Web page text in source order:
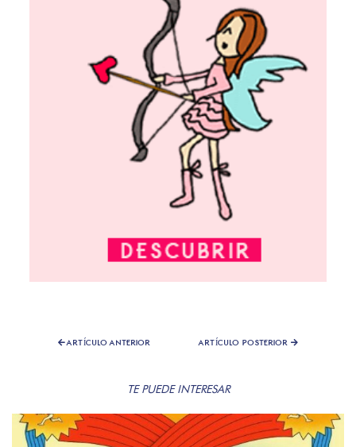
ARTÍCULO ANTERIOR ARTÍCULO POSTERIOR
TE PUEDE INTERESAR